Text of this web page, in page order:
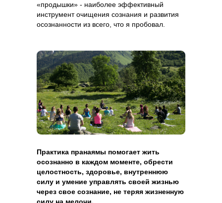
«продышки» - наиболее эффективный
инструмент очищения сознания и развития
осознанности из всего, что я пробовал.
Практика пранаямы помогает жить
осознанно в каждом моменте, обрести
целостность, здоровье, внутреннюю
силу и умение управлять своей жизнью
через свое сознание, не теряя жизненную